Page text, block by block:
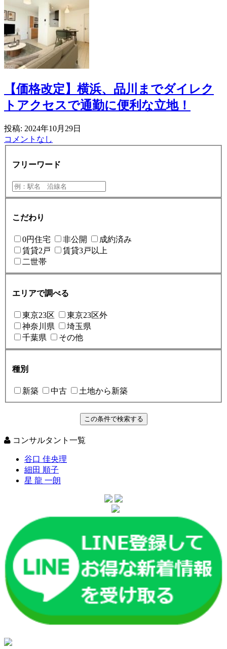
【価格改定】横浜、品川までダイレク
トアクセスで通勤に便利な立地！
投稿: 2024年10月29日
コメントなし
フリーワード
こだわり
0円住宅 非公開
成約済み
賃貸2戸
賃貸3戸以上
二世帯
エリアで調べる
東京23区
東京23区外
神奈川県
埼玉県
千葉県
その他
種別
新築 中古 土地から新築
コンサルタント一覧
谷口 佳央理
細田 順子
星 龍 一朗